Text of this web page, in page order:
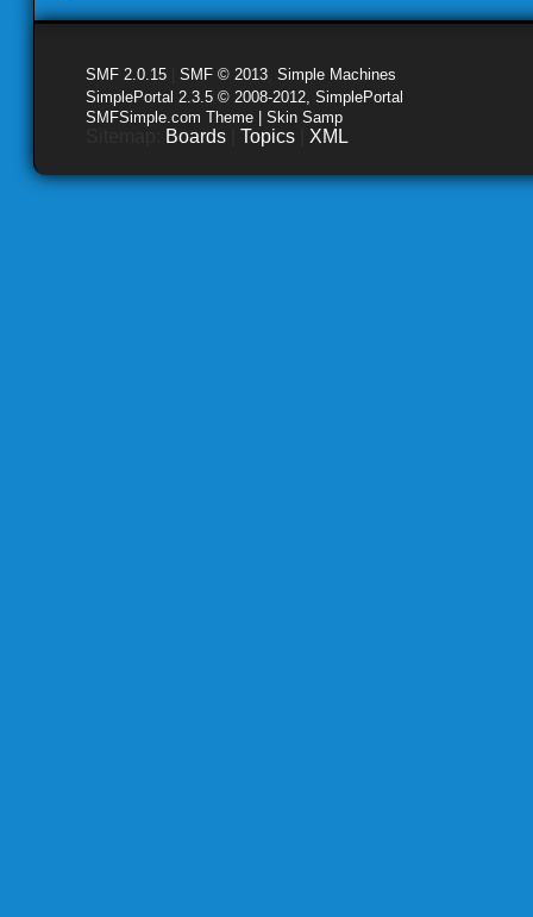
SMF 2.0.15 SMF © 2013 Simple Machines
SimplePortal 2.3.5 © 2008-2012, SimplePortal
SMFSimple.com Theme | Skin Samp
Boards Topics XML